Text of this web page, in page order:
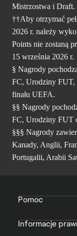
Mistrzostwa i Draft.
††Aby otrzymać
2026 r. należy
Points nie zostaną
15 września 2026 r.
§ Nagrody
FC, Urodziny FUT,
finału UEFA.
§§ Nagrody
FC, Urodziny FUT
§§§ Nagrody
Kanady, Anglii,
Portugalii, Arabii
Pomoc
Informacje